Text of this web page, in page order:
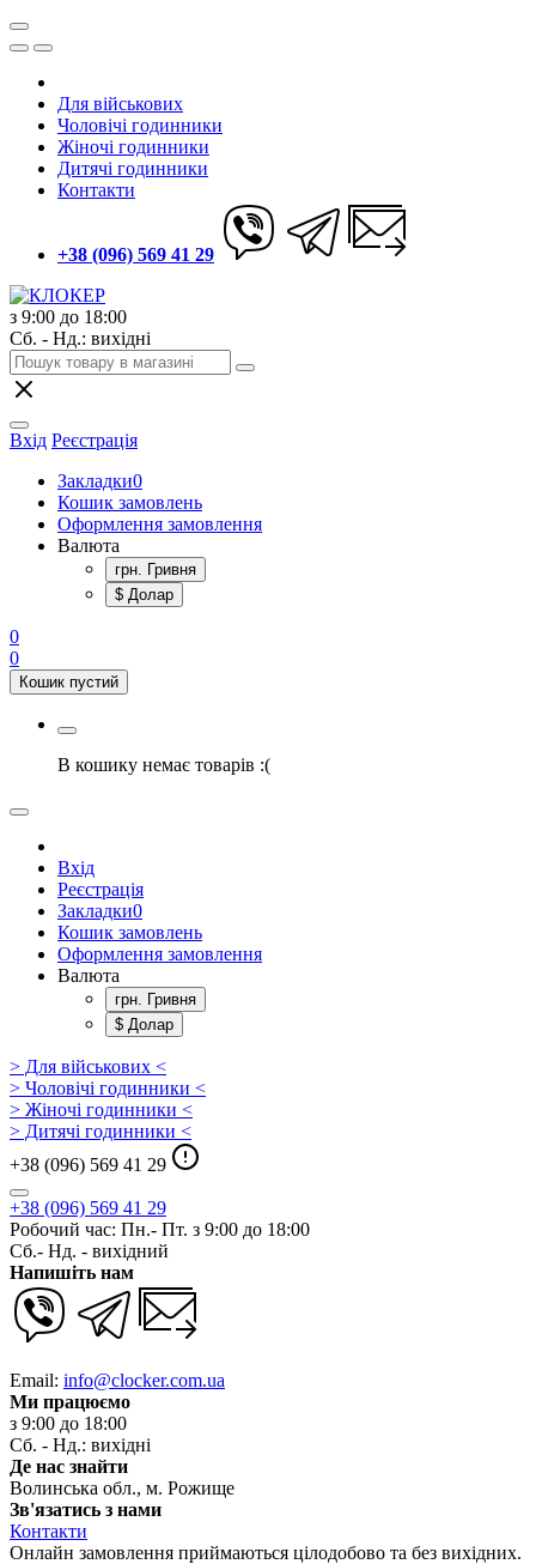
Для військових
Чоловічі годинники
Жіночі годинники
Дитячі годинники
Контакти
+38 (096) 569 41 29
з 9:00 до 18:00
Сб. - Нд.: вихідні
Вхід Реєстрація
Закладки0
Кошик замовлень
Оформлення замовлення
Валюта
грн. Гривня
$ Долар
0
0
Кошик пустий
В кошику немає товарів :(
Вхід
Реєстрація
Закладки0
Кошик замовлень
Оформлення замовлення
Валюта
грн. Гривня
$ Долар
> Для військових <
> Чоловічі годинники <
> Жіночі годинники <
> Дитячі годинники <
+38 (096) 569 41 29
+38 (096) 569 41 29
Робочий час: Пн.- Пт. з 9:00 до 18:00
Сб.- Нд. - вихідний
Напишіть нам
Email: info@clocker.com.ua
Ми працюємо
з 9:00 до 18:00
Сб. - Нд.: вихідні
Де нас знайти
Волинська обл., м. Рожище
Зв'язатись з нами
Контакти
Онлайн замовлення приймаються цілодобово та без вихідних.